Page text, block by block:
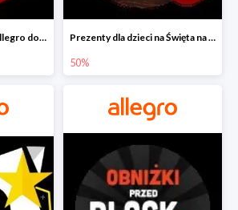
Kupony na Święta na Allegro do -50 zł Prezenty dla dzieci na Święta na Allegro do -50%
50%